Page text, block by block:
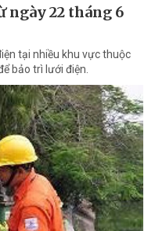
ngày 22 tháng 6
tại nhiều khu vực thuộc
bảo trì lưới điện.